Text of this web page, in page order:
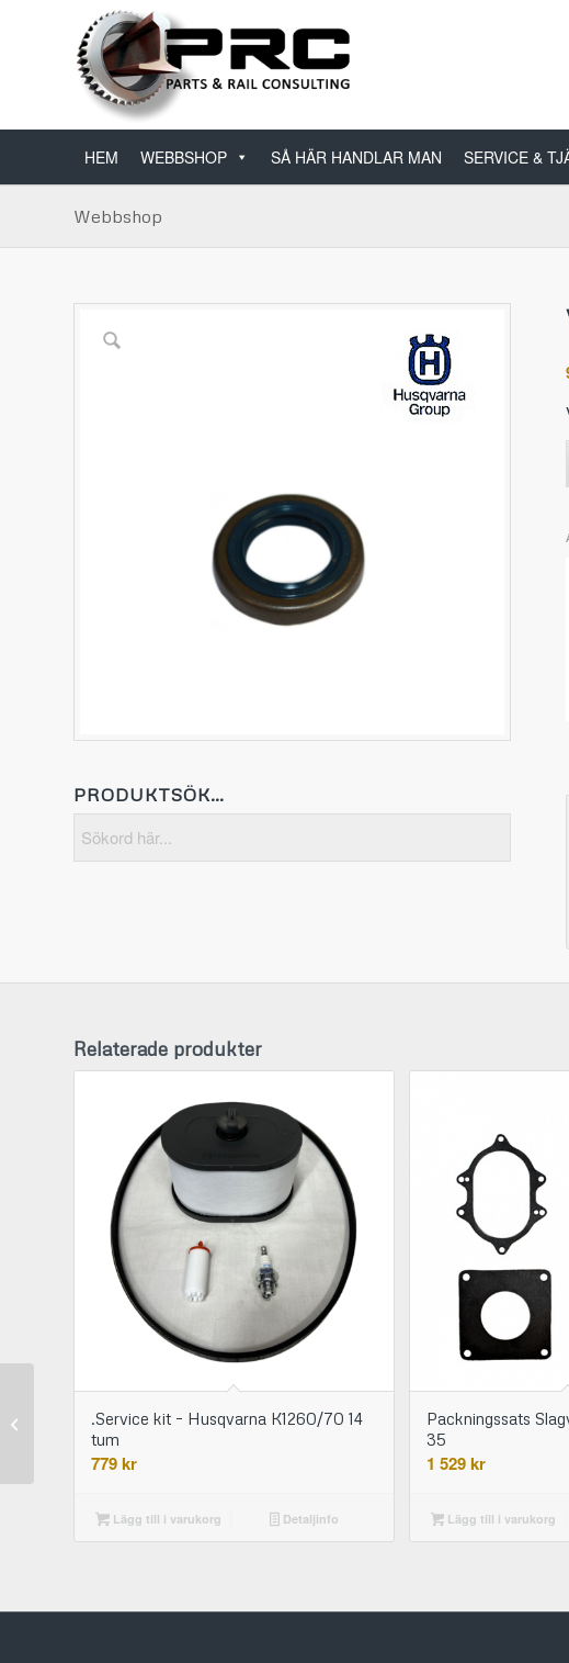
HEM WEBBSHOP SÅ HÄR HANDLAR MAN SERVICE &
Webbshop
PRODUKTSÖK…
Relaterade produkter
.Service kit – Husqvarna K1260/70 14
tum
779kr
Lägg till i varukorg Detaljinfo
Packningssats
35
1 529kr
Lägg till i varukorg
Mätdel för
Rälsförhöjning till
Spårmått SOLA
GWO40 (1435 mm)